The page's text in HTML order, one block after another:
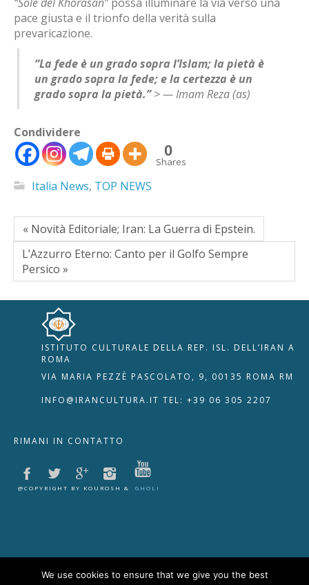
pace giusta e il trionfo della verità sulla
prevaricazione.
“La fede è un grado sopra l’Islam; la pietà è
un grado sopra la fede; e la certezza è un
grado sopra la pietà.”> —Imam Reza (as)
Condividere
0
Shares
Italia News, TOP NEWS
« Novità Editoriale; Iran: La Guerra di Epstein.
L’Azzurro Eterno: Canto per il Golfo Sempre
Persico »
ISTITUTO CULTURALE DELLA REP. ISL. DELL’IRAN A
ROMA
VIA MARIA PEZZÈ PASCOLATO, 9, 00135 ROMA RM
INFO@IRANCULTURA.IT TEL: +39 06 305 2207
RIMANI IN CONTATTO
@COPYRIGHT BY KOUROSH & GHOLI
We use cookies to ensure that we give you the best
RIPRISTINA 🇮🇹 🇬🇧
Disattiva Immagini
Evidenzia Link